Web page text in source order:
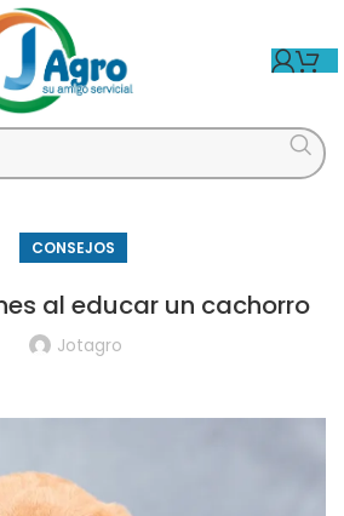
CONSEJOS
al educar un cachorro
Jotagro